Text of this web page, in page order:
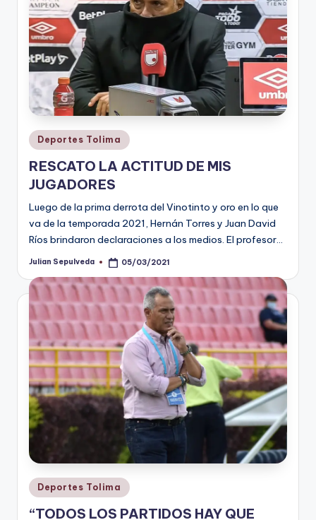
Publicado
en
Deportes Tolima
RESCATO LA ACTITUD DE MIS
JUGADORES
Luego de la prima derrota del Vinotinto y oro en lo que
va de la temporada 2021, Hernán Torres y Juan David
Ríos brindaron declaraciones a los medios. El profesor…
Publicado
Julian Sepulveda 05/03/2021
Publicado
en
Deportes Tolima
“TODOS LOS PARTIDOS HAY QUE